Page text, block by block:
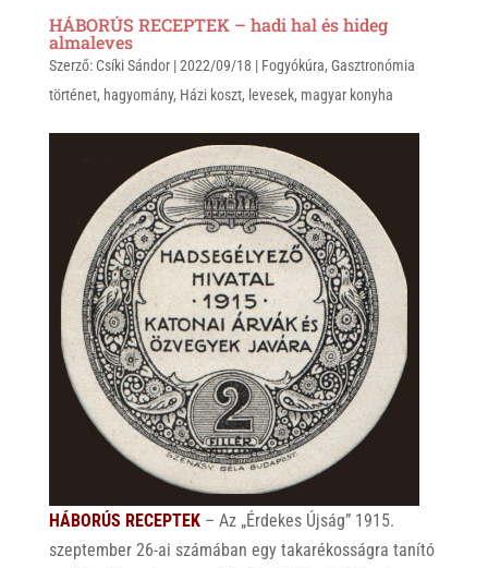
HÁBORÚS RECEPTEK – hadi hal és hideg
almaleves
Szerző: Csíki Sándor|2022/09/18 | Fogyókúra, Gasztronómia
történet, hagyomány, Házi koszt, levesek, magyar konyha
HÁBORÚS RECEPTEK– Az „Érdekes Újság” 1915.
szeptember 26-ai számában egy takarékosságra tanító